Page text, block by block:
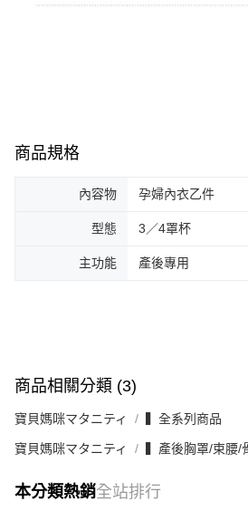
商品規格
內容物 孕婦內衣乙件
型態 3／4罩杯
主功能 產後專用
商品相關分類 (3)
寶貝媽咪マタニティ ▍全系列商品
寶貝媽咪マタニティ ▍產後胸罩/束腰/
本分類熱銷全站排行